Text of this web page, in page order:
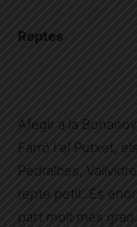
Reptes
Afegir a la
Farró i el Putxet,
Pedralbes,
repte petit. És
part molt més